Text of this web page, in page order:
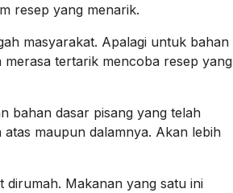
resep yang menarik.
masyarakat. Apalagi untuk bahan
merasa tertarik mencoba resep yang
bahan dasar pisang yang telah
maupun dalamnya. Akan lebih
dirumah. Makanan yang satu ini